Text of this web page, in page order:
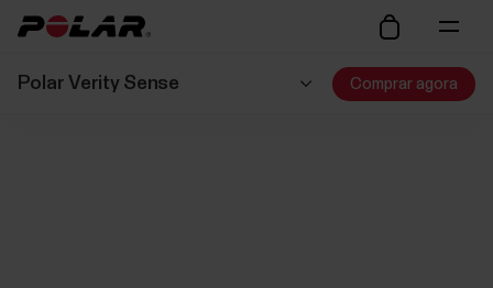
Polar Verity Sense Comprar agora